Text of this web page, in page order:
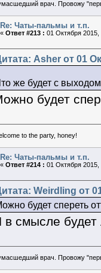
врач. Провожу
Re: Чаты-пальмы и т.п.
«Ответ #213 : 01 Октября 2015,
Asher от 01
же будет с
будет
to the party, honey!
Re: Чаты-пальмы и т.п.
«Ответ #214 : 01 Октября 2015,
Weirdling от
будет спереть
в смысле будет
врач. Провожу